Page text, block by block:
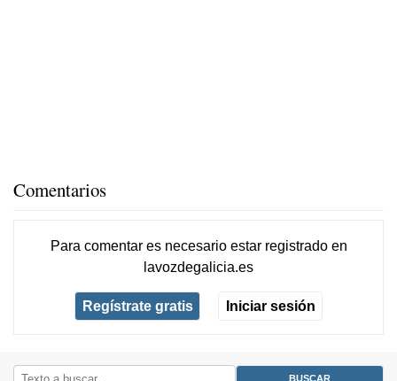
Comentarios
Para comentar es necesario estar registradoen
lavozdegalicia.es
Regístrate gratis Iniciar sesión